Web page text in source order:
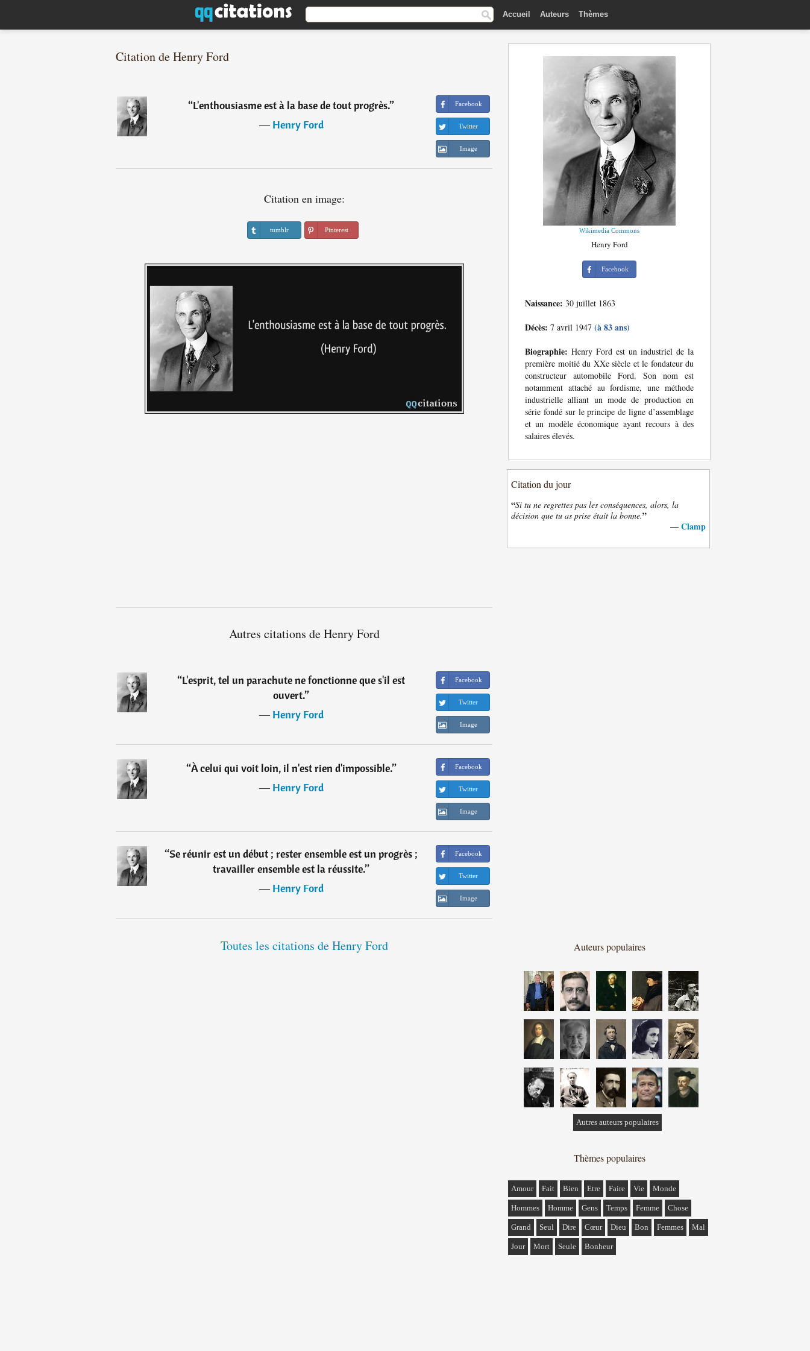
Accueil Auteurs Thèmes
Citation de Henry Ford
“L'enthousiasme est à la base de tout progrès.”
―Henry Ford
Facebook
Twitter
Image
Citation en image:
tumblr Pinterest
Autres citations de Henry Ford
“L'esprit, tel un parachute ne fonctionne que s'il est
ouvert.”
―Henry Ford
Facebook
Twitter
Image
“À celui qui voit loin, il n'est rien d'impossible.”
―Henry Ford
Facebook
Twitter
Image
“Se réunir est un début ; rester ensemble est un progrès ;
travailler ensemble est la réussite.”
―Henry Ford
Facebook
Twitter
Image
Toutes les citations de Henry Ford
Wikimedia Commons
Henry Ford
Facebook
Naissance: 30 juillet 1863
Décès: 7 avril 1947 (à 83 ans)
Biographie: Henry Ford est un industriel de la
première moitié du XXe siècle et le fondateur du
constructeur automobile Ford. Son nom est
notamment attaché au fordisme, une méthode
industrielle alliant un mode de production en
série fondé sur le principe de ligne d’assemblage
et un modèle économique ayant recours à des
salaires élevés.
Citation du jour
“Si tu ne regrettes pas les conséquences, alors, la
décision que tu as prise était la bonne.”
— Clamp
Auteurs populaires
Autres auteurs populaires
Thèmes populaires
Amour Fait Bien Etre Faire Vie Monde
Hommes Homme Gens Temps Femme Chose
Grand Seul Dire Cœur Dieu Bon Femmes Mal
Jour Mort Seule Bonheur